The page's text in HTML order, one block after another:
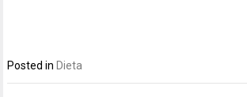
Posted in Dieta